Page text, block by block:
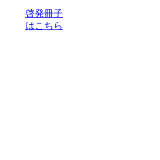
啓発冊子
はこちら